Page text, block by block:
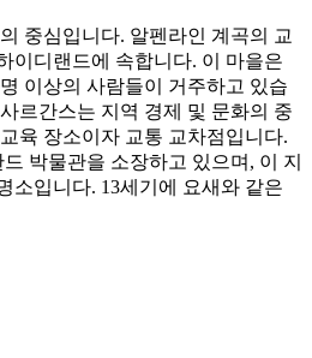
중심입니다. 알펜라인 계곡의 교
이디랜드에 속합니다. 이 마을은
이상의 사람들이 거주하고 있습
르간스는 지역 경제 및 문화의 중
육 장소이자 교통 교차점입니다.
박물관을 소장하고 있으며, 이 지
소입니다. 13세기에 요새와 같은